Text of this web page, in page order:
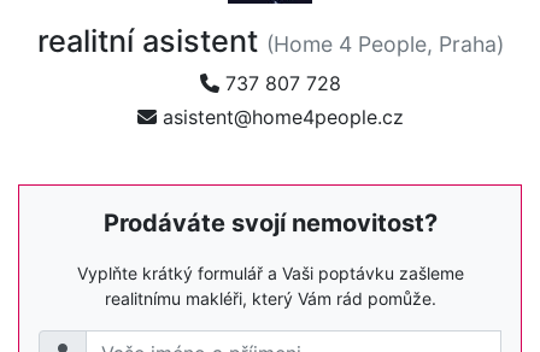
realitní asistent (Home 4 People, Praha)
737 807 728
asistent@home4people.cz
Prodáváte svojí nemovitost?
Vyplňte krátký formulář a Vaši poptávku zašleme
realitnímu makléři, který Vám rád pomůže.